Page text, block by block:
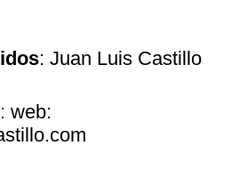
: Juan Luis Castillo
: web: